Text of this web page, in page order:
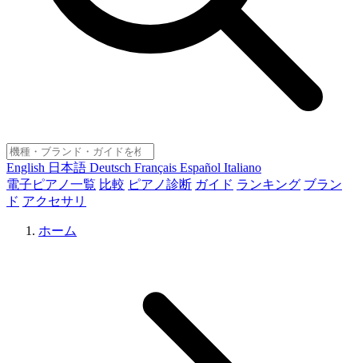
English 日本語 Deutsch Français Español Italiano
電子ピアノ一覧 比較 ピアノ診断 ガイド ランキング ブラン
ド アクセサリ
ホーム